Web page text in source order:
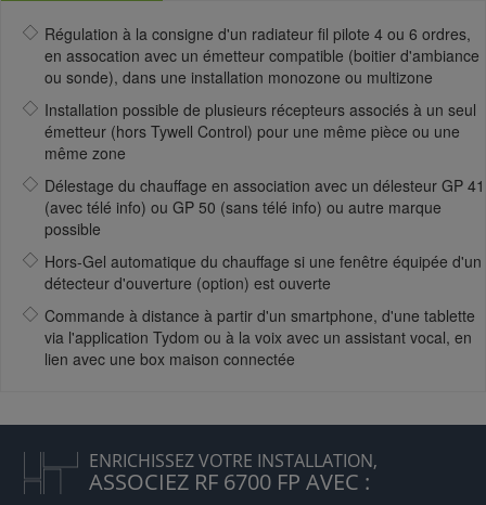
Régulation à la consigne d'un radiateur fil pilote 4 ou 6 ordres,
en assocation avec un émetteur compatible (boitier d'ambiance
ou sonde), dans une installation monozone ou multizone
Installation possible de plusieurs récepteurs associés à un seul
émetteur (hors Tywell Control) pour une même pièce ou une
même zone
Délestage du chauffage en association avec un délesteur GP 41
(avec télé info) ou GP 50 (sans télé info) ou autre marque
possible
Hors-Gel automatique du chauffage si une fenêtre équipée d'un
détecteur d'ouverture (option) est ouverte
Commande à distance à partir d'un smartphone, d'une tablette
via l'application Tydom ou à la voix avec un assistant vocal, en
lien avec une box maison connectée
ENRICHISSEZ VOTRE INSTALLATION,
ASSOCIEZ RF 6700 FP AVEC :